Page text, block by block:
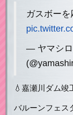
ガスボーを
— ヤマシロ
💧嘉瀬川ダム竣
バルーンフェス